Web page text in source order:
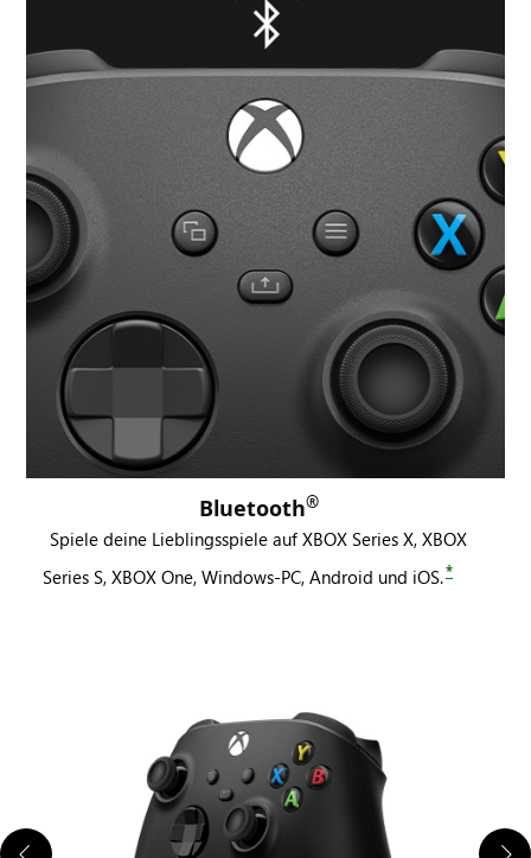
Bluetooth®
Spiele deine Lieblingsspiele auf XBOX Series X, XBOX
Series S, XBOX One, Windows-PC, Android und iOS.*